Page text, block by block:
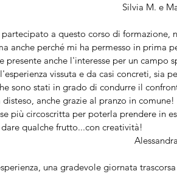
Silvia M. e
a questo corso di
anche perché mi ha permesso in prima
presente anche l'interesse per un
vissuta e da casi concreti, sia
sono stati in grado di condurre il
anche grazie al pranzo in
più circoscritta per poterla prendere in
qualche frutto...con creatività!
una gradevole giornata